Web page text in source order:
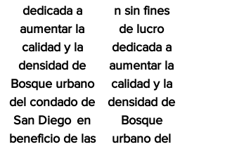
dedicada a
aumentar la
calidad y la
densidad de
Bosque urbano
del condado de
San Diego en
beneficio de las
n sin fines
de lucro
dedicada a
aumentar la
calidad y la
densidad de
Bosque
urbano del